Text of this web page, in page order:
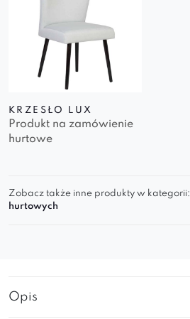
KRZESŁO LUX
Produkt na zamówienie
hurtowe
Zobacz także inne produkty w kategorii:
hurtowych
Opis